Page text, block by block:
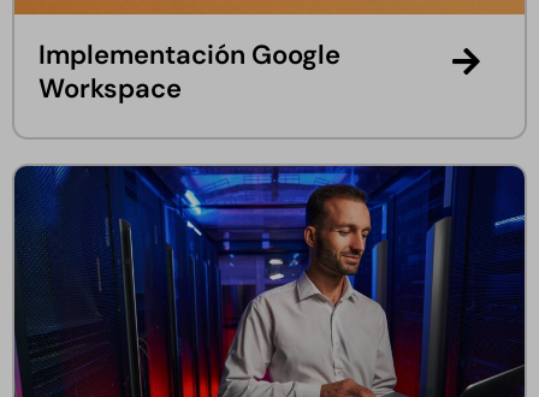
Implementación Google
Workspace